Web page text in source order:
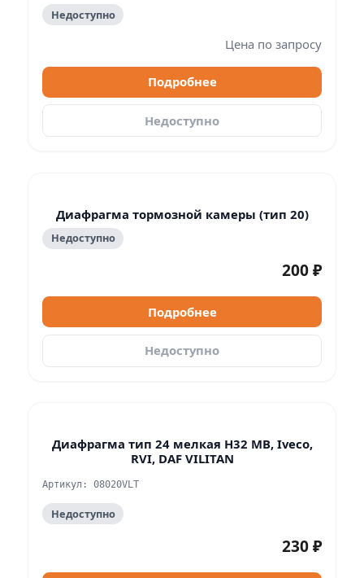
Недоступно
Цена по запросу
Подробнее
Недоступно
Диафрагма тормозной камеры (тип 20)
Недоступно
200 ₽
Подробнее
Недоступно
Диафрагма тип 24 мелкая H32 MB, Iveco,
RVI, DAF VILITAN
Артикул: 08020VLT
Недоступно
230 ₽